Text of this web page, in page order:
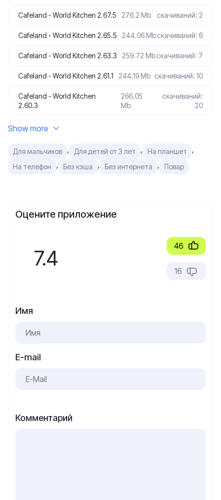
Cafeland - World Kitchen 2.67.5 276.2 Mb скачиваний: 2
Cafeland - World Kitchen 2.65.5 244.06 Mbскачиваний: 6
Cafeland - World Kitchen 2.63.3 259.72 Mbскачиваний: 7
Cafeland - World Kitchen 2.61.1 244.19 Mb скачиваний: 10
Cafeland - World Kitchen
2.60.3
266.05
Mb
скачиваний:
20
Show more
Для мальчиков , Для детей от 3 лет , На планшет ,
На телефон , Без кэша , Без интернета , Повар
Оцените приложение
7.4 46
16
Имя
E-mail
Комментарий